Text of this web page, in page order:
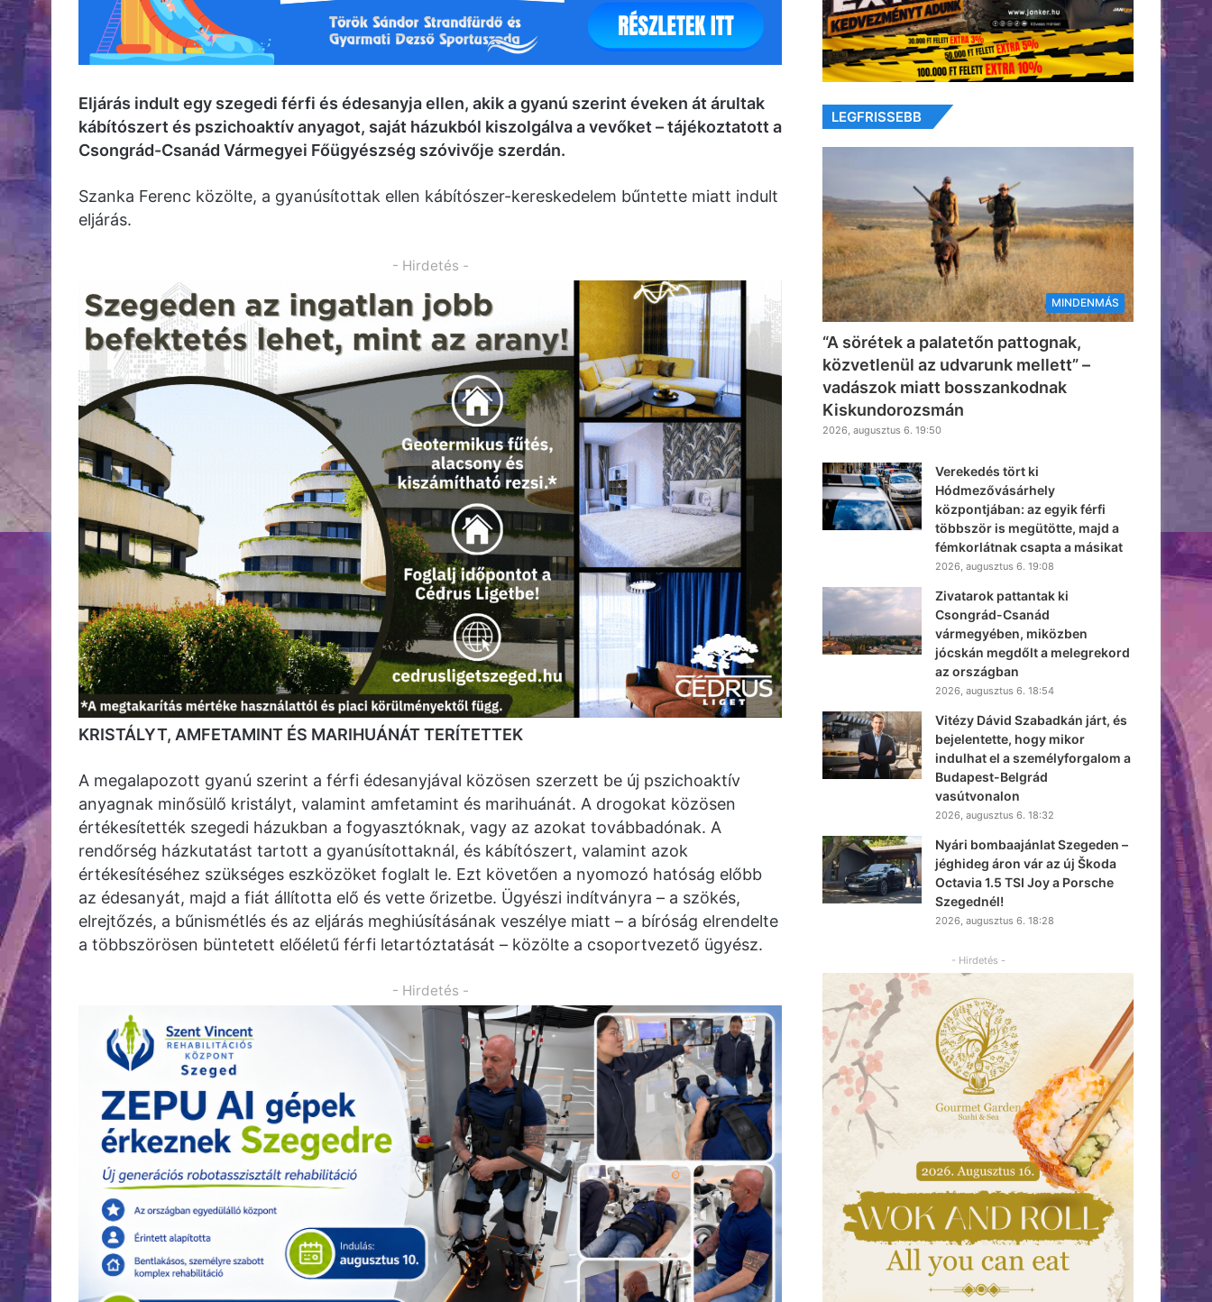
Eljárás indult egy szegedi férfi és édesanyja ellen, akik a gyanú szerint éveken át árultak
kábítószert és pszichoaktív anyagot, saját házukból kiszolgálva a vevőket – tájékoztatott a
Csongrád-Csanád Vármegyei Főügyészség szóvivője szerdán.
Szanka Ferenc közölte, a gyanúsítottak ellen kábítószer-kereskedelem bűntette miatt indult
eljárás.
- Hirdetés -
KRISTÁLYT, AMFETAMINT ÉS MARIHUÁNÁT TERÍTETTEK
A megalapozott gyanú szerint a férfi édesanyjával közösen szerzett be új pszichoaktív
anyagnak minősülő kristályt, valamint amfetamint és marihuánát. A drogokat közösen
értékesítették szegedi házukban a fogyasztóknak, vagy az azokat továbbadónak. A
rendőrség házkutatást tartott a gyanúsítottaknál, és kábítószert, valamint azok
értékesítéséhez szükséges eszközöket foglalt le. Ezt követően a nyomozó hatóság előbb
az édesanyát, majd a fiát állította elő és vette őrizetbe. Ügyészi indítványra – a szökés,
elrejtőzés, a bűnismétlés és az eljárás meghiúsításának veszélye miatt – a bíróság elrendelte
a többszörösen büntetett előéletű férfi letartóztatását – közölte a csoportvezető ügyész.
- Hirdetés -
LEGFRISSEBB
MINDENMÁS
“A sörétek a palatetőn pattognak,
közvetlenül az udvarunk mellett” –
vadászok miatt bosszankodnak
Kiskundorozsmán
2026, augusztus 6. 19:50
Verekedés tört ki
Hódmezővásárhely
központjában: az egyik férfi
többször is megütötte, majd a
fémkorlátnak csapta a másikat
2026, augusztus 6. 19:08
Zivatarok pattantak ki
Csongrád-Csanád
vármegyében, miközben
jócskán megdőlt a melegrekord
az országban
2026, augusztus 6. 18:54
Vitézy Dávid Szabadkán járt, és
bejelentette, hogy mikor
indulhat el a személyforgalom a
Budapest-Belgrád
vasútvonalon
2026, augusztus 6. 18:32
Nyári bombaajánlat Szegeden –
jéghideg áron vár az új Škoda
Octavia 1.5 TSI Joy a Porsche
Szegednél!
2026, augusztus 6. 18:28
- Hirdetés -